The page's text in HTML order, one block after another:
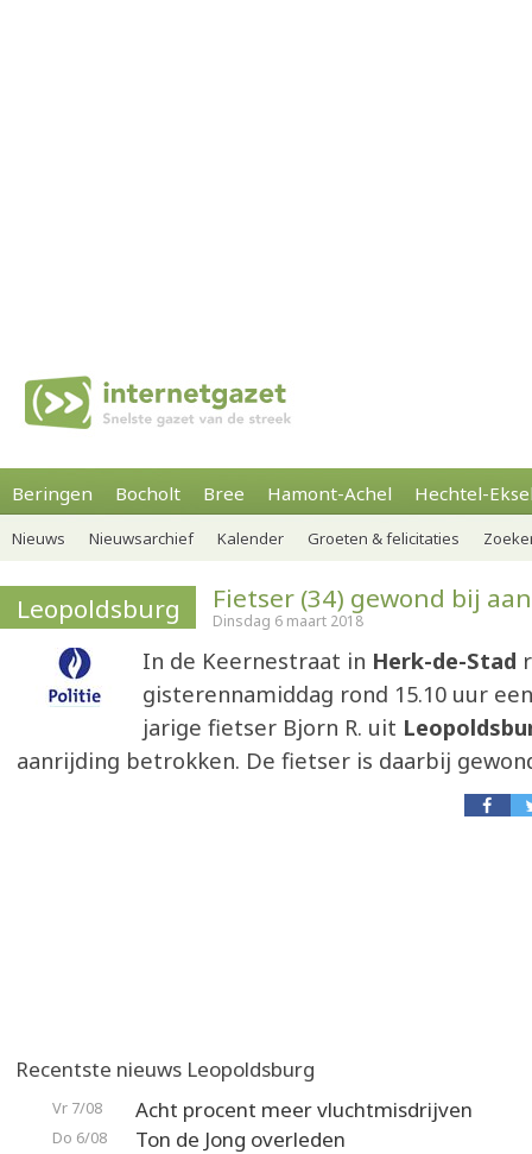
Beringen Bocholt Bree Hamont-Achel Hechtel-
Nieuws Nieuwsarchief Kalender Groeten & felicitaties
Leopoldsburg Fietser (34) gewond bij
Dinsdag 6 maart 2018
In de Keernestraat in Herk-de-Stad
gisterennamiddag rond 15.10 uur
jarige fietser Bjorn R. uit
aanrijding betrokken. De fietser is daarbij
Recentste nieuws Leopoldsburg
Vr 7/08 Acht procent meer vluchtmisdrijven
Do 6/08 Ton de Jong overleden